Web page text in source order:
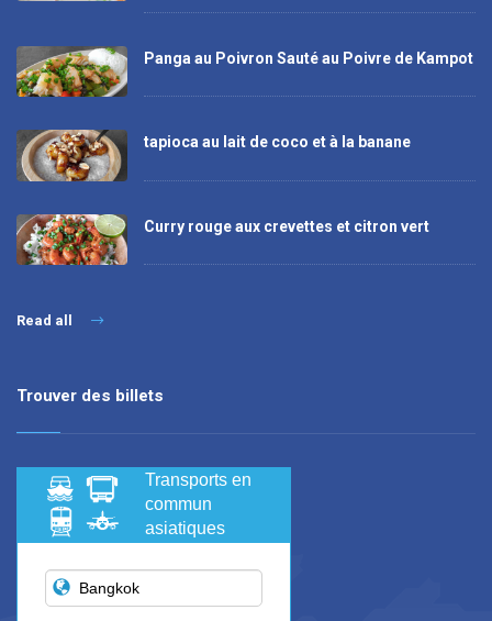
Panga au Poivron Sauté au Poivre de Kampot
tapioca au lait de coco et à la banane
Curry rouge aux crevettes et citron vert
Read all
Trouver des billets
Transports en
commun
asiatiques